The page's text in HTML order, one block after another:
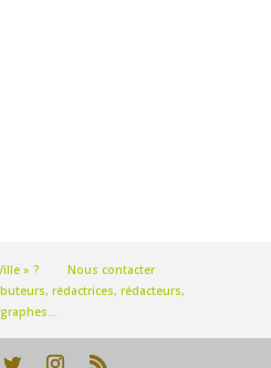
» ?
Nous contacter
rédactrices, rédacteurs,